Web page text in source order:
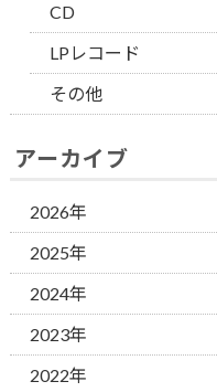
CD
LPレコード
その他
アーカイブ
2026年
2025年
2024年
2023年
2022年